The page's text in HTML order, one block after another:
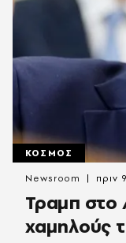
ΚΟΣΜΟΣ
Τραμπ στο
χαμηλούς
Newsroom πριν